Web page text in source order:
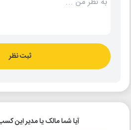
ثبت نظر
آیا شما مالک یا مدیر این